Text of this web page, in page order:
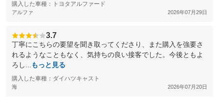
購入した車種：トヨタアルファード
アルファ 2026年07月29日
3.7
丁寧にこちらの要望を聞き取ってくださり、また購入を強要さ
れるようなこともなく、気持ちの良い接客でした。今後ともよ
ろし...
もっと見る
購入した車種：ダイハツキャスト
海 2026年07月20日